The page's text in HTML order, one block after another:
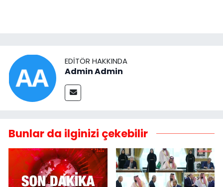
EDITÖR HAKKINDA
Admin Admin
Bunlar da ilginizi çekebilir